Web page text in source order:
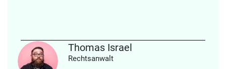
Thomas Israel
Rechtsanwalt